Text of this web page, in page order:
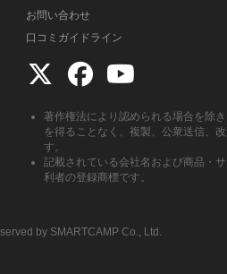
お問い合わせ
口コミガイドライン
著作権法により認められる場合を除
を得ることなく、複製、公衆送信、
す。
記載されている会社名および商品・
利者の登録商標です。
by SMARTCAMP Co., Ltd.